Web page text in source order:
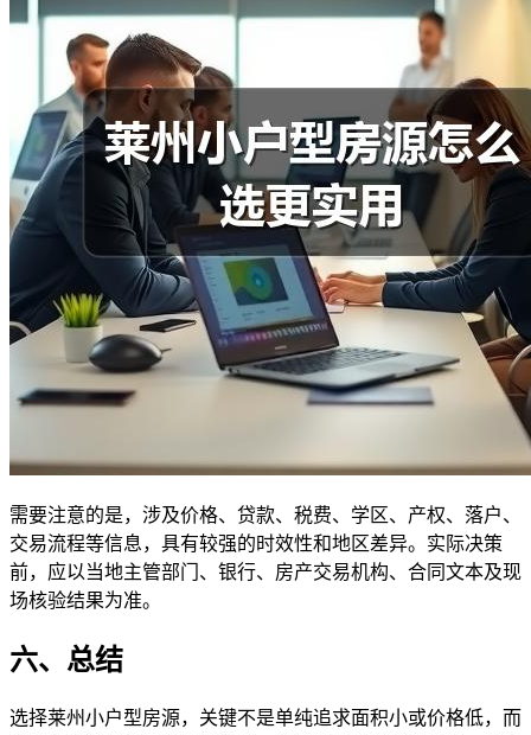
需要注意的是，涉及价格、贷款、税费、学区、产权、落户、
交易流程等信息，具有较强的时效性和地区差异。实际决策
前，应以当地主管部门、银行、房产交易机构、合同文本及现
场核验结果为准。
六、总结
选择莱州小户型房源，关键不是单纯追求面积小或价格低，而